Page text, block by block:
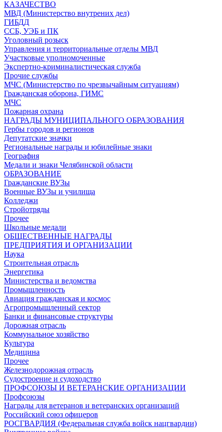
КАЗАЧЕСТВО
МВД (Министерство внутрених дел)
ГИБДД
ССБ, УЭБ и ПК
Уголовный розыск
Управления и территориальные отделы МВД
Участковые уполномоченные
Экспертно-криминалистическая служба
Прочие службы
МЧС (Министерство по чрезвычайным ситуациям)
Гражданская оборона, ГИМС
МЧС
Пожарная охрана
НАГРАДЫ МУНИЦИПАЛЬНОГО ОБРАЗОВАНИЯ
Гербы городов и регионов
Депутатские значки
Региональные награды и юбилейные знаки
География
Медали и знаки Челябинской области
ОБРАЗОВАНИЕ
Гражданские ВУЗы
Военные ВУЗы и училища
Колледжи
Стройотряды
Прочее
Школьные медали
ОБЩЕСТВЕННЫЕ НАГРАДЫ
ПРЕДПРИЯТИЯ И ОРГАНИЗАЦИИ
Наука
Строительная отрасль
Энергетика
Министерства и ведомства
Промышленность
Авиация гражданская и космос
Агропромышленный сектор
Банки и финансовые структуры
Дорожная отрасль
Коммунальное хозяйство
Культура
Медицина
Прочее
Железнодорожная отрасль
Судостроение и судоходство
ПРОФСОЮЗЫ И ВЕТЕРАНСКИЕ ОРГАНИЗАЦИИ
Профсоюзы
Награды для ветеранов и ветеранских организаций
Российский союз офицеров
РОСГВАРДИЯ (Федеральная служба войск нацгвардии)